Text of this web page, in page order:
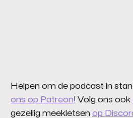
Helpen om de podcast in
ons op Patreon! Volg ons ook
gezellig meekletsen op